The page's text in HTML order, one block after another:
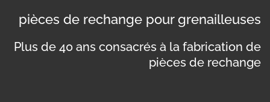
pièces de rechange pour grenailleuses
Plus de 40 ans consacrés à la fabrication de
pièces de rechange